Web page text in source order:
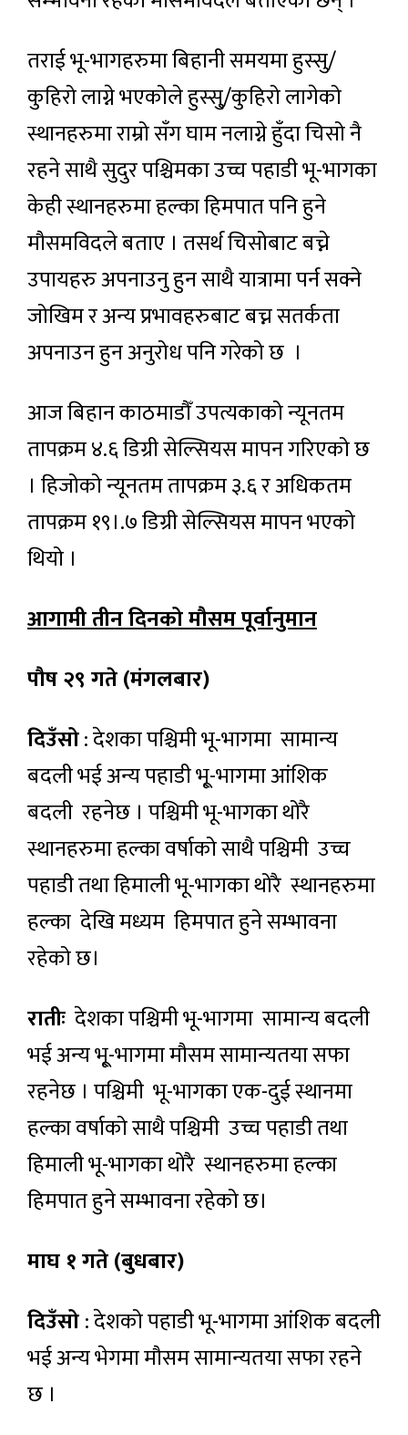
तराई भू-भागहरुमा बिहानी समयमा हुस्सु/
कुहिरो लाग्नेभएकोलेहुस्सु्/कुहिरो लागेको
स्थानहरुमा राम्रो सँग घाम नलाग्नेहुँदा चिसो नै
रहने साथै सुदुर पश्चिमका उच्च पहाडी भू-भागका
केही स्थानहरुमा हल्का हिमपात पनि हुने
मौसमविदले बताए । तसर्थ चिसोबाट बच्ने
उपायहरु अपनाउनु हुनसाथैयात्रामा पर्न सक्ने
जोखिम र अन्य प्रभावहरुबाट बच्न सतर्कता
अपनाउनहुनअनुरोध पनि गरेको छ ।
आज बिहान काठमाडौँ उपत्यकाको न्यूनतम
तापक्रम ४.६ डिग्री सेल्सियस मापन गरिएको छ
। हिजोको न्यूनतम तापक्रम ३.६ र अधिकतम
तापक्रम १९।.७ डिग्री सेल्सियस मापन भएको
थियो ।
आगामी तीन दिनको मौसम पूर्वानुमान
पौष २९ गते (मंगलबार)
दिउँसो: देशका पश्चिमी भू-भागमा सामान्य
बदली भई अन्य पहाडी भू्-भागमा आंशिक
बदली रहनेछ । पश्चिमी भू-भागका थोरै
स्थानहरुमा हल्का वर्षाको साथै पश्चिमी उच्च
पहाडी तथा हिमाली भू-भागका थोरै स्थानहरुमा
हल्का देखि मध्यम हिमपात हुने सम्भावना
रहेको छ।
रातीः देशका पश्चिमी भू-भागमा सामान्य बदली
भई अन्य भू्-भागमा मौसम सामान्यतया सफा
रहनेछ । पश्चिमी भू-भागका एक-दुई स्थानमा
हल्का वर्षाको साथै पश्चिमी उच्च पहाडी तथा
हिमाली भू-भागका थोरै स्थानहरुमा हल्का
हिमपात हुने सम्भावना रहेको छ।
माघ १ गते (बुधबार)
दिउँसो: देशको पहाडी भू-भागमा आंशिक बदली
भई अन्य भेगमा मौसम सामान्यतया सफा रहने
छ ।